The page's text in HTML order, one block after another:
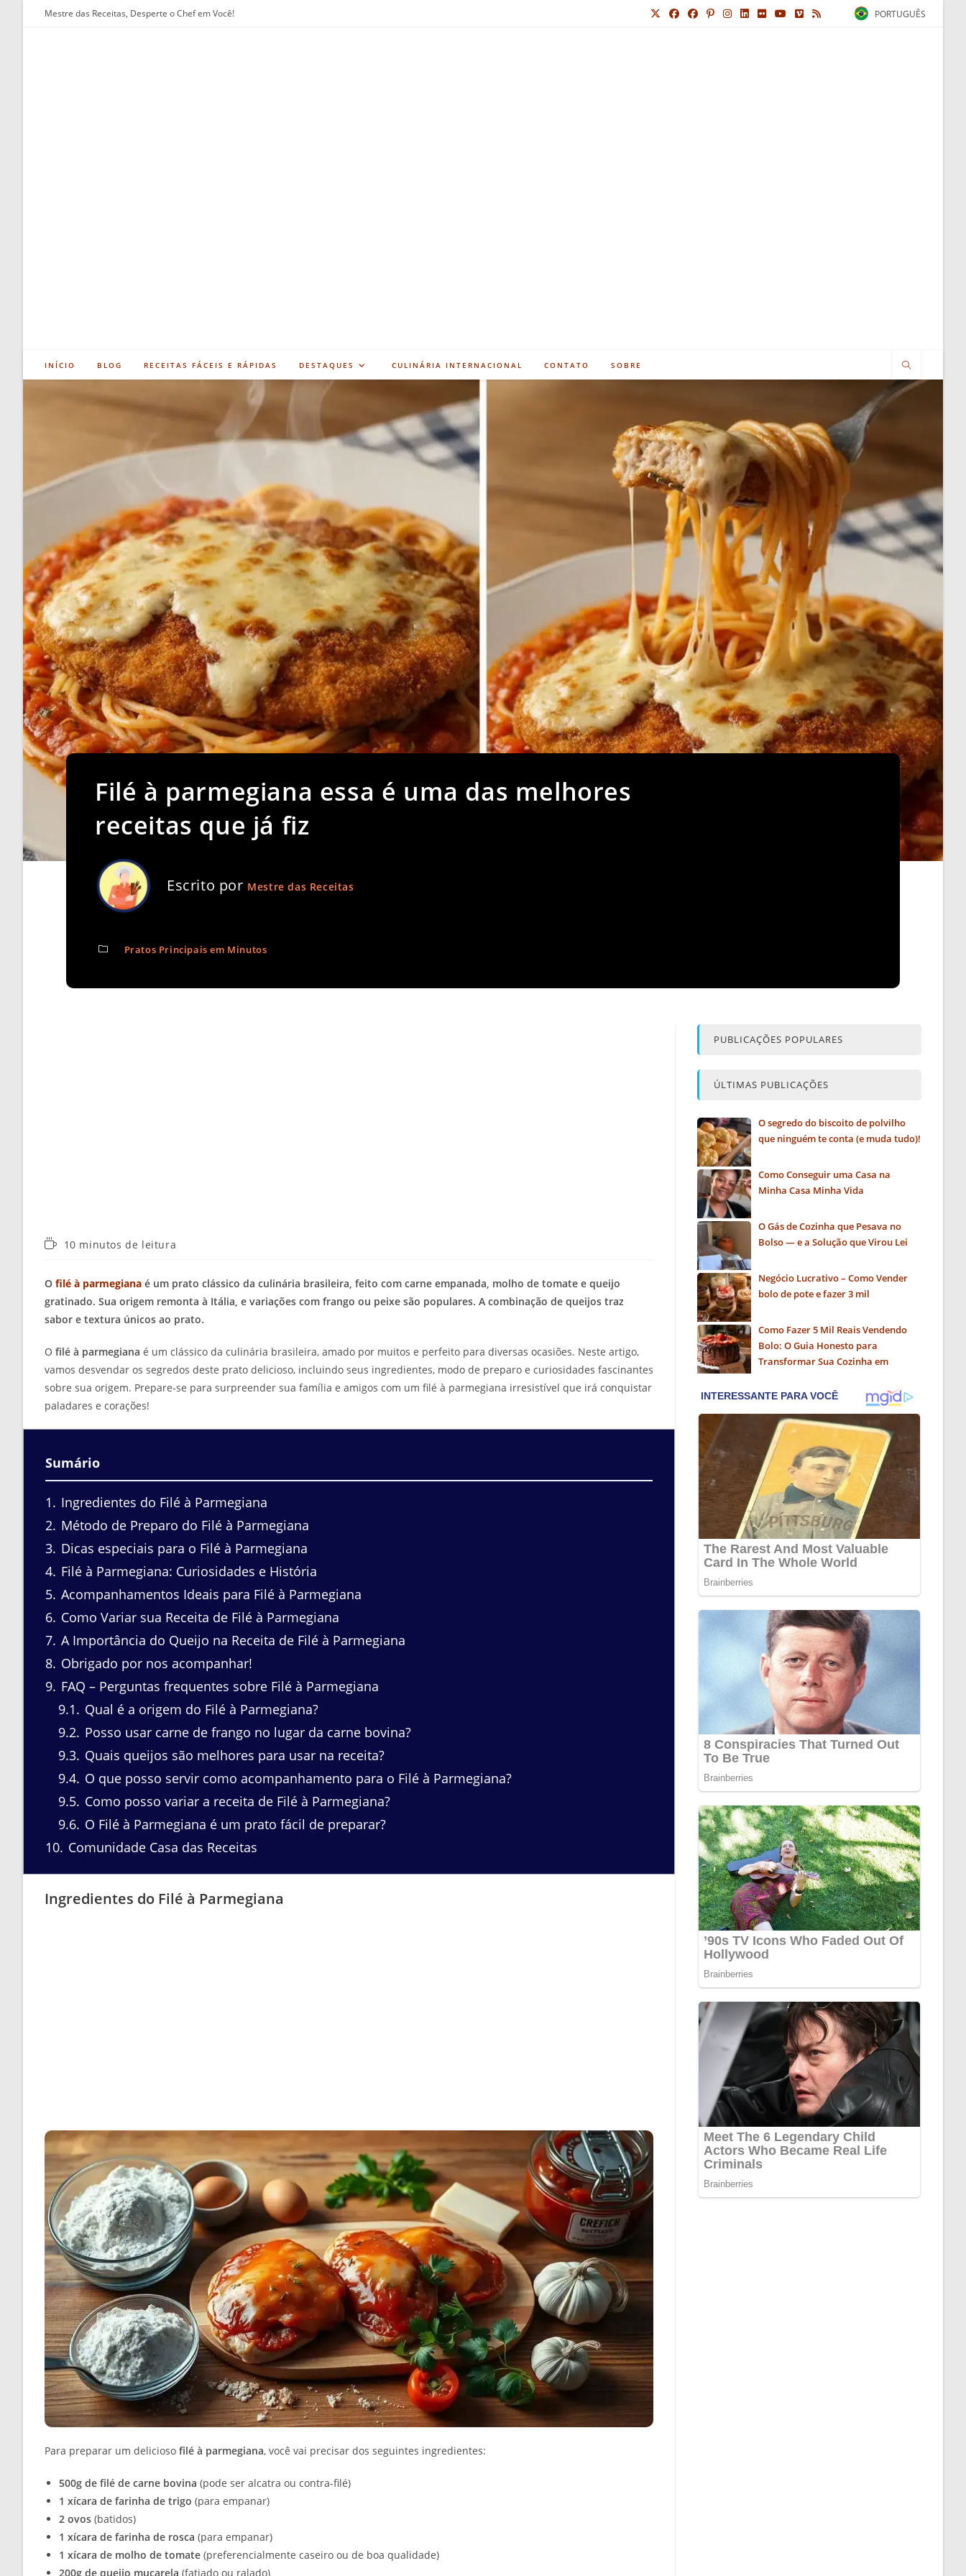
Mestre das Receitas, Desperte o Chef em Você! PORTUGUÊS
INÍCIO BLOG RECEITAS FÁCEIS E RÁPIDAS DESTAQUES CULINÁRIA INTERNACIONAL CONTATO SOBRE
Filé à parmegiana essa é uma das melhores
receitas que já fiz
Escrito por Mestre das Receitas
Pratos Principais em Minutos
Tempo10 minutos de leitura
O filé à parmegiana é um prato clássico da culinária brasileira, feito com carne empanada, molho de tomate e queijo
gratinado. Sua origem remonta à Itália, e variações com frango ou peixe são populares. A combinação de queijos traz
sabor e textura únicos ao prato.
O filé à parmegiana é um clássico da culinária brasileira, amado por muitos e perfeito para diversas ocasiões. Neste artigo,
vamos desvendar os segredos deste prato delicioso, incluindo seus ingredientes, modo de preparo e curiosidades fascinantes
sobre sua origem. Prepare-se para surpreender sua família e amigos com um filé à parmegiana irresistível que irá conquistar
paladares e corações!
Sumário
1
Ingredientes do Filé à Parmegiana
2 Método de Preparo do Filé à Parmegiana
3 Dicas especiais para o Filé à Parmegiana
4 Filé à Parmegiana: Curiosidades e História
5 Acompanhamentos Ideais para Filé à Parmegiana
6 Como Variar sua Receita de Filé à Parmegiana
7 A Importância do Queijo na Receita de Filé à Parmegiana
8 Obrigado por nos acompanhar!
9 FAQ – Perguntas frequentes sobre Filé à Parmegiana
9.1
Qual é a origem do Filé à Parmegiana?
9.2 Posso usar carne de frango no lugar da carne bovina?
9.3 Quais queijos são melhores para usar na receita?
9.4 O que posso servir como acompanhamento para o Filé à Parmegiana?
9.5 Como posso variar a receita de Filé à Parmegiana?
9.6 O Filé à Parmegiana é um prato fácil de preparar?
10 Comunidade Casa das Receitas
Ingredientes do Filé à Parmegiana
Para preparar um delicioso filé à parmegiana, você vai precisar dos seguintes ingredientes:
500g de filé de carne bovina (pode ser alcatra ou contra-filé)
1 xícara de farinha de trigo (para empanar)
2 ovos (batidos)
1 xícara de farinha de rosca (para empanar)
1 xícara de molho de tomate (preferencialmente caseiro ou de boa qualidade)
200g de queijo muçarela (fatiado ou ralado)
PUBLICAÇÕES POPULARES
ÚLTIMAS PUBLICAÇÕES
O segredo do biscoito de polvilho
que ninguém te conta (e muda tudo)!
Como Conseguir uma Casa na
Minha Casa Minha Vida
O Gás de Cozinha que Pesava no
Bolso — e a Solução que Virou Lei
Negócio Lucrativo – Como Vender
bolo de pote e fazer 3 mil
Como Fazer 5 Mil Reais Vendendo
Bolo: O Guia Honesto para
Transformar Sua Cozinha em